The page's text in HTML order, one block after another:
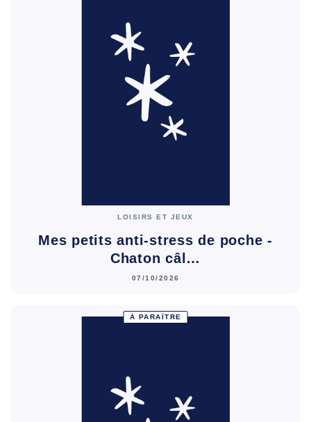
LOISIRS ET JEUX
Mes petits anti-stress de poche -
Chaton câl…
07/10/2026
À PARAÎTRE